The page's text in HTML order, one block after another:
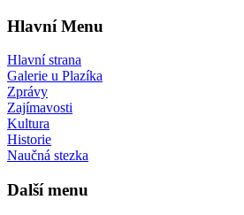
Hlavní Menu
Hlavní strana
Galerie u Plazíka
Zprávy
Zajímavosti
Kultura
Historie
Naučná stezka
Další menu